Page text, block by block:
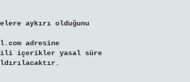
aykırı olduğunu
adresine
içerikler yasal süre